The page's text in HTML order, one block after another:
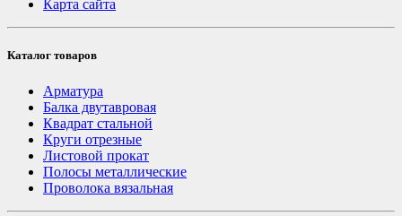
Карта сайта
Каталог товаров
Арматура
Балка двутавровая
Квадрат стальной
Круги отрезные
Листовой прокат
Полосы металлические
Проволока вязальная